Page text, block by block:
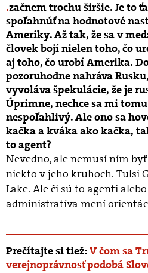
začnem trochu širšie. Je to
spoľahnúť na hodnotové
Ameriky. Až tak, že sa v
človek bojí nielen toho, čo
aj toho, čo urobí Amerika.
pozoruhodne nahráva
vyvoláva špekulácie, že je
Úprimne, nechce sa mi
nespoľahlivý. Ale ono sa
kačka a kváka ako kačka,
to agent?
Nevedno, ale nemusí ním
niekto v jeho kruhoch. Tulsi
Lake. Ale či sú to agenti
administratíva mení
Prečítajte si tiež:V čom sa
verejnoprávnosť podobá